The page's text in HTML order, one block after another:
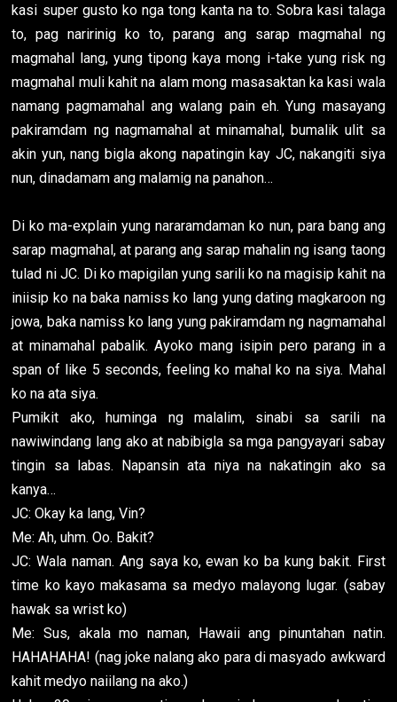
kasi super gusto ko nga tong kanta na to. Sobra kasi talaga
to, pag naririnig ko to, parang ang sarap magmahal ng
magmahal lang, yung tipong kaya mong i-take yung risk ng
magmahal muli kahit na alam mong masasaktan ka kasi wala
namang pagmamahal ang walang pain eh. Yung masayang
pakiramdam ng nagmamahal at minamahal, bumalik ulit sa
akin yun, nang bigla akong napatingin kay JC, nakangiti siya
nun, dinadamam ang malamig na panahon…
Di ko ma-explain yung nararamdaman ko nun, para bang ang
sarap magmahal, at parang ang sarap mahalin ng isang taong
tulad ni JC. Di ko mapigilan yung sarili ko na magisip kahit na
iniisip ko na baka namiss ko lang yung dating magkaroon ng
jowa, baka namiss ko lang yung pakiramdam ng nagmamahal
at minamahal pabalik. Ayoko mang isipin pero parang in a
span of like 5 seconds, feeling ko mahal ko na siya. Mahal
ko na ata siya.
Pumikit ako, huminga ng malalim, sinabi sa sarili na
nawiwindang lang ako at nabibigla sa mga pangyayari sabay
tingin sa labas. Napansin ata niya na nakatingin ako sa
kanya…
JC: Okay ka lang, Vin?
Me: Ah, uhm. Oo. Bakit?
JC: Wala naman. Ang saya ko, ewan ko ba kung bakit. First
time ko kayo makasama sa medyo malayong lugar. (sabay
hawak sa wrist ko)
Me: Sus, akala mo naman, Hawaii ang pinuntahan natin.
HAHAHAHA! (nag joke nalang ako para di masyado awkward
kahit medyo naiilang na ako.)